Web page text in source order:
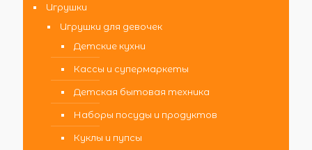
Игрушки
Игрушки для девочек
Детские кухни
Кассы и супермаркеты
Детская бытовая техника
Наборы посуды и продуктов
Куклы и пупсы